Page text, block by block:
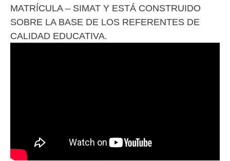
MATRÍCULA – SIMAT Y ESTÁ CONSTRUIDO
SOBRE LA BASE DE LOS REFERENTES DE
CALIDAD EDUCATIVA.